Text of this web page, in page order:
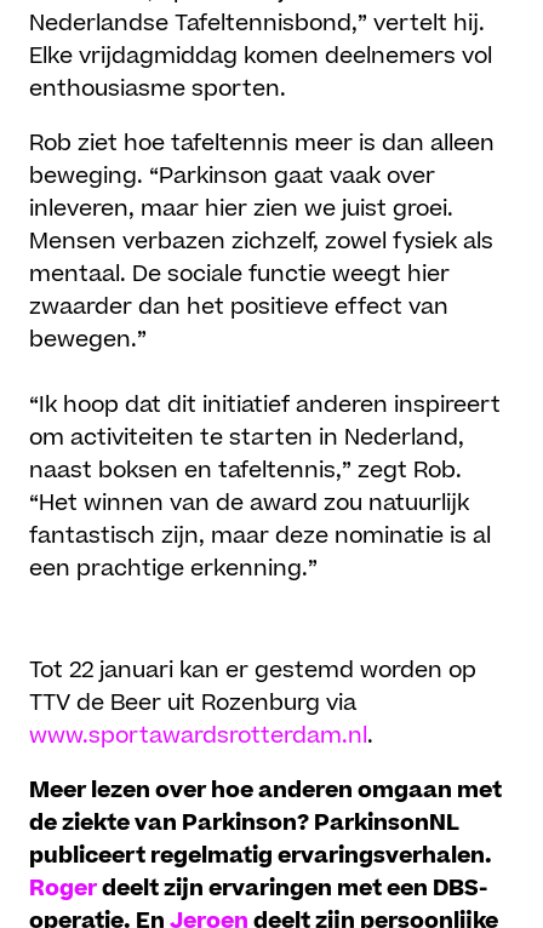
Nederlandse Tafeltennisbond,” vertelt hij.
Elke vrijdagmiddag komen deelnemers vol
enthousiasme sporten.
Rob ziet hoe tafeltennis meer is dan alleen
beweging. “Parkinson gaat vaak over
inleveren, maar hier zien we juist groei.
Mensen verbazen zichzelf, zowel fysiek als
mentaal. De sociale functie weegt hier
zwaarder dan het positieve effect van
bewegen.”
“Ik hoop dat dit initiatief anderen inspireert
om activiteiten te starten in Nederland,
naast boksen en tafeltennis,” zegt Rob.
“Het winnen van de award zou natuurlijk
fantastisch zijn, maar deze nominatie is al
een prachtige erkenning.”
Tot 22 januari kan er gestemd worden op
TTV de Beer uit Rozenburg via
www.sportawardsrotterdam.nl.
Meer lezen over hoe anderen omgaan met
de ziekte van Parkinson? ParkinsonNL
publiceert regelmatig ervaringsverhalen.
Rogerdeelt zijn ervaringen met een DBS-
operatie. EnJeroendeelt zijn persoonlijke